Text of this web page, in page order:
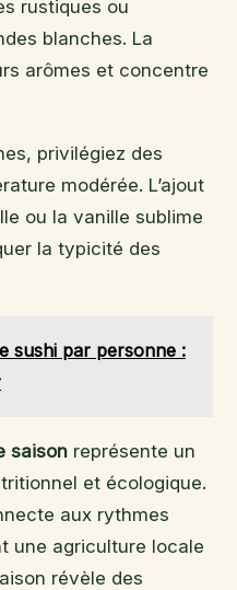
rustiques ou
blanches. La
arômes et concentre
privilégiez des
modérée. L’ajout
ou la vanille sublime
la typicité des
sushi par personne :
saison représente un
et écologique.
aux rythmes
une agriculture locale
révèle des